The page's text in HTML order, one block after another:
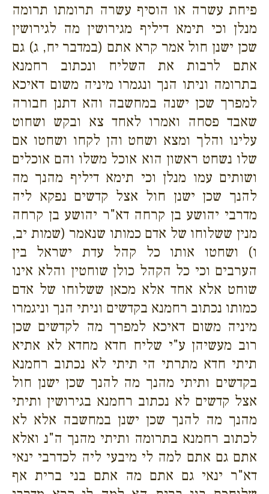
פיחת עשרה או הוסיף עשרה תרומתו תרומה
מנלן וכי תימא דיליף מגירושין מה לגירושין
שכן ישנן חול אמר קרא אתם (במדבר יח, ג) גם
אתם לרבות את השליח ונכתוב רחמנא
בתרומה וניתו הנך ונגמרו מיניה משום דאיכא
למפרך שכן ישנה במחשבה והא דתנן חבורה
שאבד פסחה ואמרו לאחד צא ובקש ושחוט
עלינו והלך ומצא ושחט והן לקחו ושחטו אם
שלו נשחט ראשון הוא אוכל משלו והם אוכלים
ושותים עמו מנלן וכי תימא דיליף מהנך מה
להנך שכן ישנן חול אצל קדשים נפקא ליה
מדרבי יהושע בן קרחה דא"ר יהושע בן קרחה
מנין ששלוחו של אדם כמותו שנאמר (שמות יב,
ו) ושחטו אותו כל קהל עדת ישראל בין
הערבים וכי כל הקהל כולן שוחטין והלא אינו
שוחט אלא אחד אלא מכאן ששלוחו של אדם
כמותו נכתוב רחמנא בקדשים וניתי הנך וניגמרו
מיניה משום דאיכא למפרך מה לקדשים שכן
רוב מעשיהן ע"י שליח חדא מחדא לא אתיא
תיתי חדא מתרתי הי תיתי לא נכתוב רחמנא
בקדשים ותיתי מהנך מה להנך שכן ישנן חול
אצל קדשים לא נכתוב רחמנא בגירושין ותיתי
מהנך מה להנך שכן ישנן במחשבה אלא לא
לכתוב רחמנא בתרומה ותיתי מהנך ה"נ ואלא
אתם גם אתם למה לי מיבעי ליה לכדרבי ינאי
דא"ר ינאי גם אתם מה אתם בני ברית אף